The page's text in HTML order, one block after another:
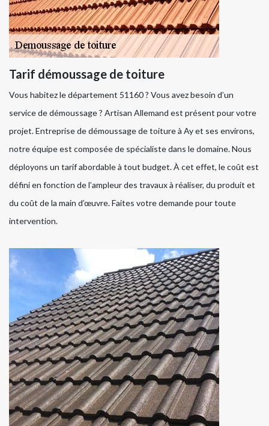
Tarif démoussage de toiture
Vous habitez le département 51160 ? Vous avez besoin d’un
service de démoussage ? Artisan Allemand est présent pour votre
projet. Entreprise de démoussage de toiture à Ay et ses environs,
notre équipe est composée de spécialiste dans le domaine. Nous
déployons un tarif abordable à tout budget. À cet effet, le coût est
défini en fonction de l’ampleur des travaux à réaliser, du produit et
du coût de la main d’œuvre. Faites votre demande pour toute
intervention.